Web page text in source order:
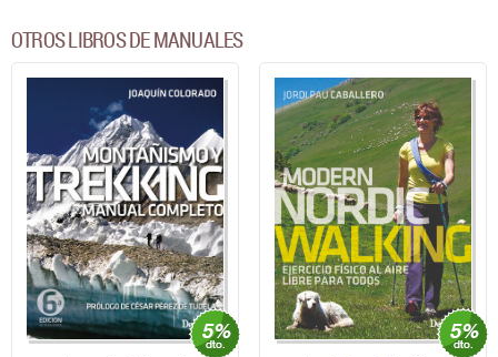
OTROS LIBROS DE MANUALES